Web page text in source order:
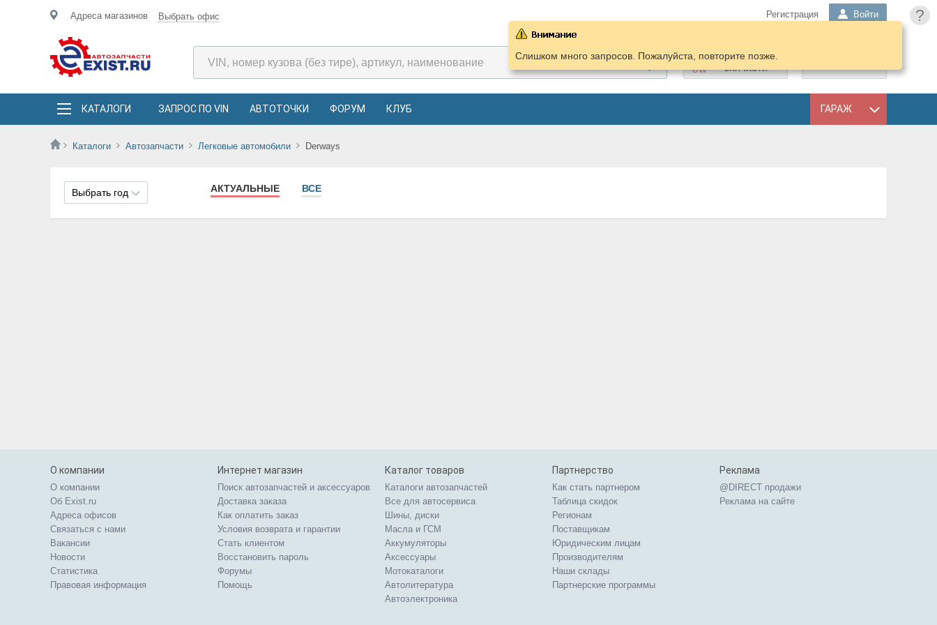
?
Адреса магазинов Выбрать офис Регистрация Войти
ПОДОБРАТЬ
ЗАПЧАСТИ
КАТАЛОГИ ЗАПРОС ПО VIN АВТОТОЧКИ ФОРУМ КЛУБ ГАРАЖ
Каталоги Автозапчасти Легковые автомобили Derways
Слишком много запросов. Пожалуйста, повторите позже.
Выбрать год АКТУАЛЬНЫЕ ВСЕ
О компании
О компании
Об Exist.ru
Адреса офисов
Связаться с нами
Вакансии
Новости
Статистика
Правовая информация
Интернет магазин
Поиск автозапчастей и аксессуаров
Доставка заказа
Как оплатить заказ
Условия возврата и гарантии
Стать клиентом
Восстановить пароль
Форумы
Помощь
Каталог товаров
Каталоги автозапчастей
Все для автосервиса
Шины, диски
Масла и ГСМ
Аккумуляторы
Аксессуары
Мотокаталоги
Автолитература
Автоэлектроника
Партнерство
Как стать партнером
Таблица скидок
Регионам
Поставщикам
Юридическим лицам
Производителям
Наши склады
Партнерские программы
Реклама
@DIRECT продажи
Реклама на сайте